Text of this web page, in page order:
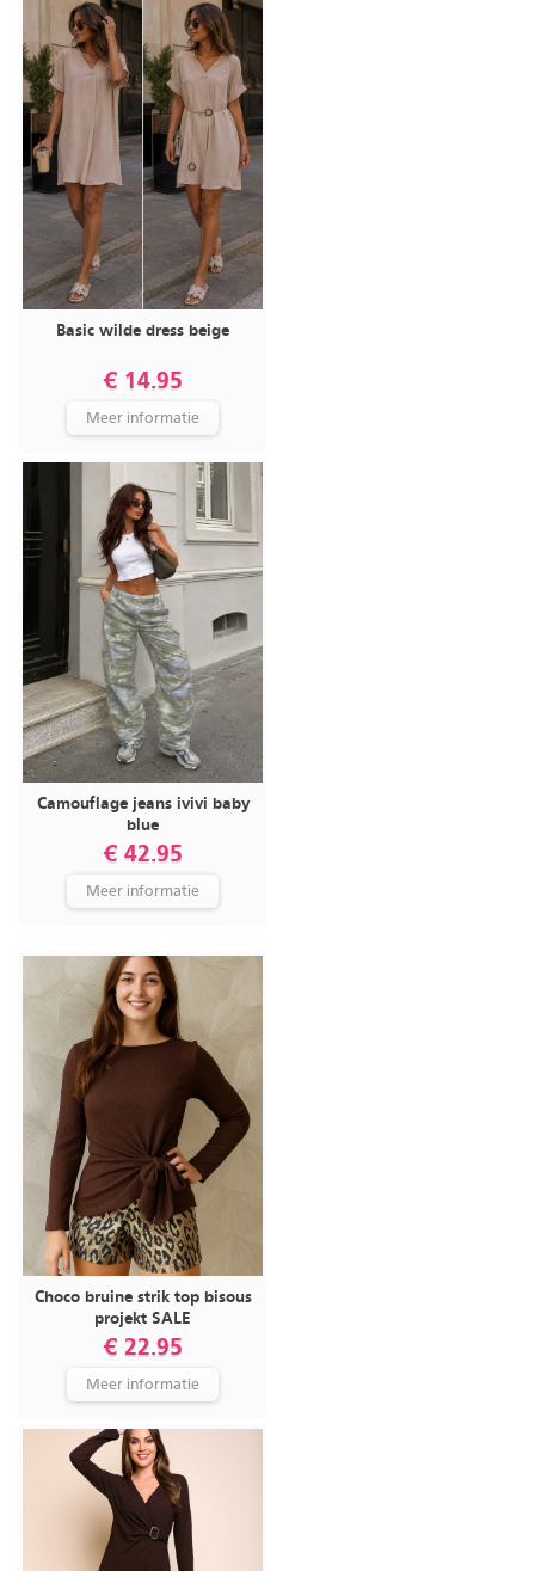
Basic wilde dress beige
€ 14.95
Meer informatie
Camouflage jeans ivivi baby
blue
€ 42.95
Meer informatie
Choco bruine strik top bisous
projekt SALE
€ 22.95
Meer informatie